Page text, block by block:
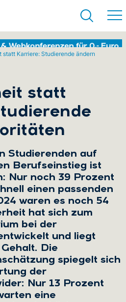
statt Karriere: Studierende ändern
statt
Studierenden auf
Berufseinstieg ist
Nur noch 39 Prozent
einen passenden
waren es noch 54
hat sich zum
bei der
und liegt
Die
spiegelt sich
der
Nur 13 Prozent
eine